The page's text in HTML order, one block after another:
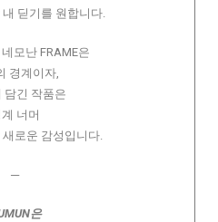
딛기를 원합니다.
네모난 FRAME은
경계이자,
담긴 작품은
너머
로운 감성입니다.
─
은